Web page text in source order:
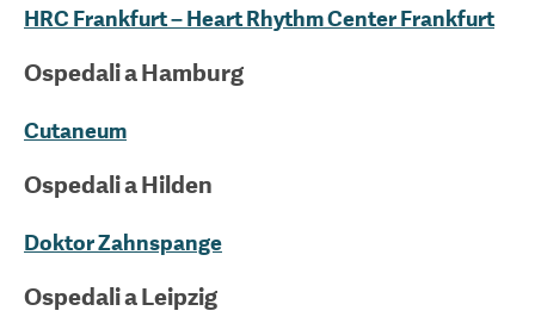
HRC Frankfurt – Heart Rhythm Center Frankfurt
Ospedali aHamburg
Cutaneum
Ospedali aHilden
Doktor Zahnspange
Ospedali aLeipzig